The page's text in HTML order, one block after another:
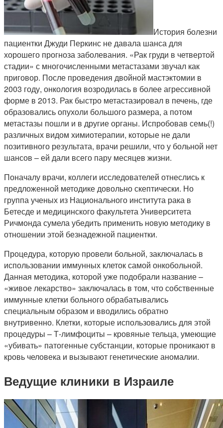
История болезни
пациентки Джуди Перкинс не давала шанса для
хорошего прогноза заболевания. «Рак груди в четвертой
стадии» с многочисленными метастазами звучал как
приговор. После проведения двойной мастэктомии в
2003 году, онкология возродилась в более агрессивной
форме в 2013. Рак быстро метастазировал в печень, где
образовались опухоли большого размера, а потом
метастазы пошли и в другие органы. Испробовав семь(!)
различных видом химиотерапии, которые не дали
позитивного результата, врачи решили, что у больной нет
шансов – ей дали всего пару месяцев жизни.
Поначалу врачи, коллеги исследователей отнеслись к
предложенной методике довольно скептически. Но
группа ученых из Национального института рака в
Бетесде и медицинского факультета Университета
Ричмонда сумела убедить применить новую методику в
отношении этой безнадежной пациентки.
Процедура, которую провели больной, заключалась в
использовании иммунных клеток самой онкобольной.
Данная методика, которой уже подобрали название –
«живое лекарство» заключалась в том, что собственные
иммунные клетки больного обрабатывались
специальным образом и вводились обратно
внутривенно. Клетки, которые использовались для этой
процедуры – Т-лимфоциты – кровяные тельца, умеющие
«убивать» патогенные субстанции, которые проникают в
кровь человека и вызывают генетические аномалии.
Ведущие клиники в Израиле